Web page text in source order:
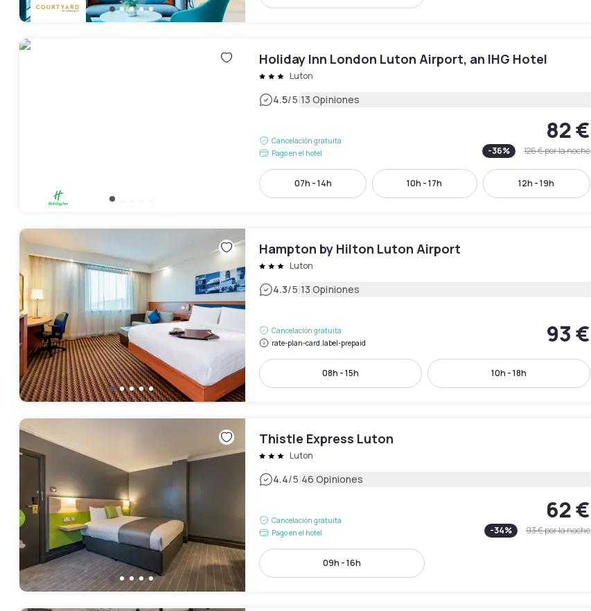
Holiday Inn London Luton Airport, an IHG Hotel
Luton
4.5/5|13 Opiniones
Cancelación gratuita
Pago en el hotel
82 €
-36% 126 €por la noche
07h - 14h 10h - 17h 12h - 19h
Hampton by Hilton Luton Airport
Luton
4.3/5|13 Opiniones
Cancelación gratuita
rate-plan-card.label-prepaid
93 €
08h - 15h 10h - 18h
Thistle Express Luton
Luton
4.4/5|46 Opiniones
Cancelación gratuita
Pago en el hotel
62 €
-34% 93 €por la noche
09h - 16h